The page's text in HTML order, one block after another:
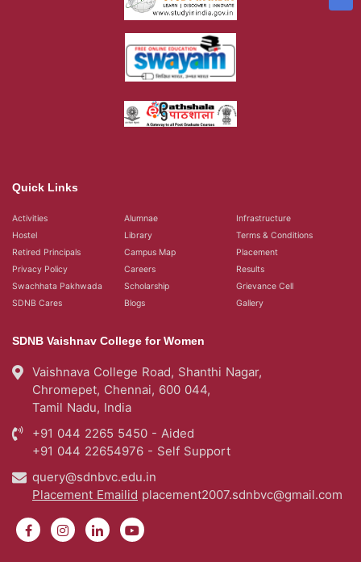
Quick Links
Activities Alumnae
Infrastructure
Hostel
Library
Terms & Conditions
Retired Principals
Campus Map
Placement
Privacy Policy
Careers
Results
Swachhata Pakhwada
Scholarship
Grievance Cell
SDNB Cares
Blogs Gallery
SDNB Vaishnav College for Women
Vaishnava College Road, Shanthi Nagar,
Chromepet, Chennai, 600 044,
Tamil Nadu, India
+91 044 2265 5450 - Aided
+91 044 22654976 - Self Support
query@sdnbvc.edu.in
Placement Emailid placement2007.sdnbvc@gmail.com